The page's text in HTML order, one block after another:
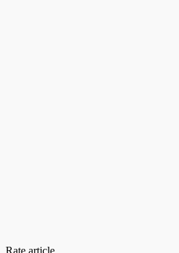
Rate article